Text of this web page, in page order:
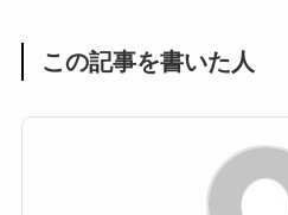
この記事を書いた人